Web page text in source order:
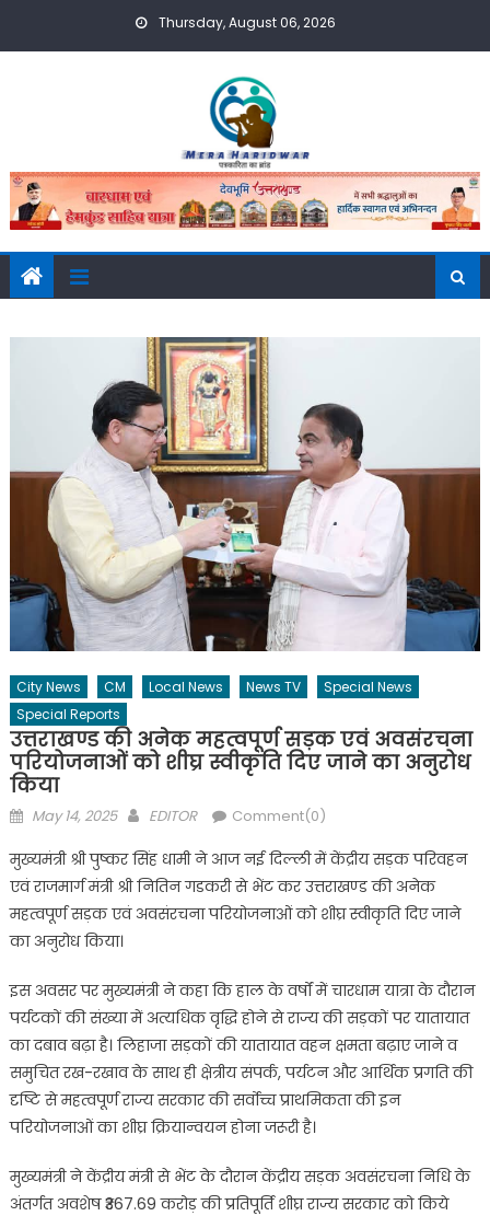
Thursday, August 06, 2026
City News CM Local News News TV
Special News
Special Reports
उत्तराखण्ड की अनेक महत्वपूर्ण सड़क एवं अवसंरचना
परियोजनाओं को शीघ्र स्वीकृति दिए जाने का अनुरोध
किया
Posted
May 14, 2025 Author
EDITOR Comment(0)
मुख्यमंत्री श्री पुष्कर सिंह धामी ने आज नई दिल्ली में केंद्रीय सड़क परिवहन
एवं राजमार्ग मंत्री श्री नितिन गडकरी से भेंट कर उत्तराखण्ड की अनेक
महत्वपूर्ण सड़क एवं अवसंरचना परियोजनाओं को शीघ्र स्वीकृति दिए जाने
का अनुरोध किया।
इस अवसर पर मुख्यमंत्री ने कहा कि हाल के वर्षों में चारधाम यात्रा के दौरान
पर्यटकों की संख्या में अत्यधिक वृद्धि होने से राज्य की सड़कों पर यातायात
का दबाव बढ़ा है। लिहाजा सड़कों की यातायात वहन क्षमता बढ़ाए जाने व
समुचित रख-रखाव के साथ ही क्षेत्रीय संपर्क, पर्यटन और आर्थिक प्रगति की
दृष्टि से महत्वपूर्ण राज्य सरकार की सर्वोच्च प्राथमिकता की इन
परियोजनाओं का शीघ्र क्रियान्वयन होना जरूरी है।
मुख्यमंत्री ने केंद्रीय मंत्री से भेंट के दौरान केंद्रीय सड़क अवसंरचना निधि के
अंतर्गत अवशेष ₹367.69 करोड़ की प्रतिपूर्ति शीघ्र राज्य सरकार को किये